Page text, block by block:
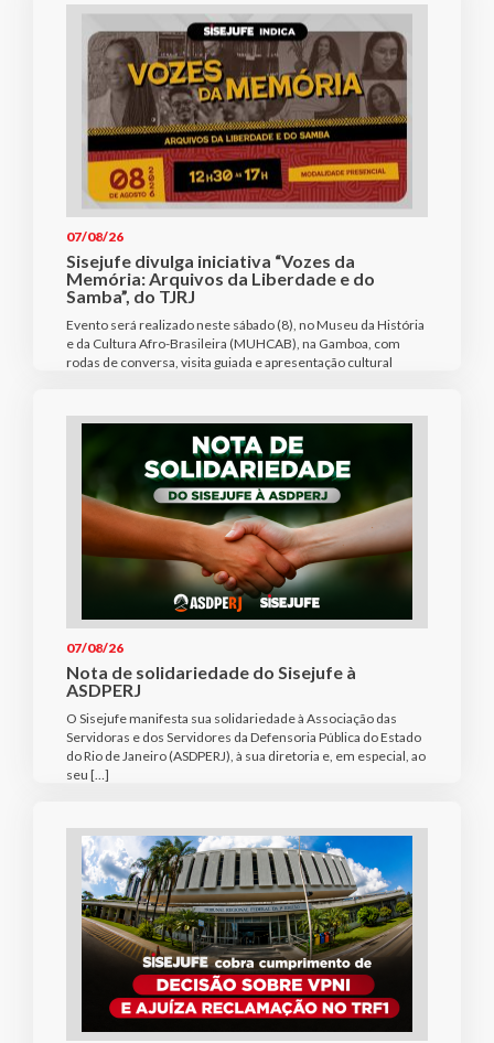
07/08/26
Sisejufe divulga iniciativa “Vozes da
Memória: Arquivos da Liberdade e do
Samba”, do TJRJ
Evento será realizado neste sábado (8), no Museu da História
e da Cultura Afro-Brasileira (MUHCAB), na Gamboa, com
rodas de conversa, visita guiada e apresentação cultural
07/08/26
Nota de solidariedade do Sisejufe à
ASDPERJ
O Sisejufe manifesta sua solidariedade à Associação das
Servidoras e dos Servidores da Defensoria Pública do Estado
do Rio de Janeiro (ASDPERJ), à sua diretoria e, em especial, ao
seu […]